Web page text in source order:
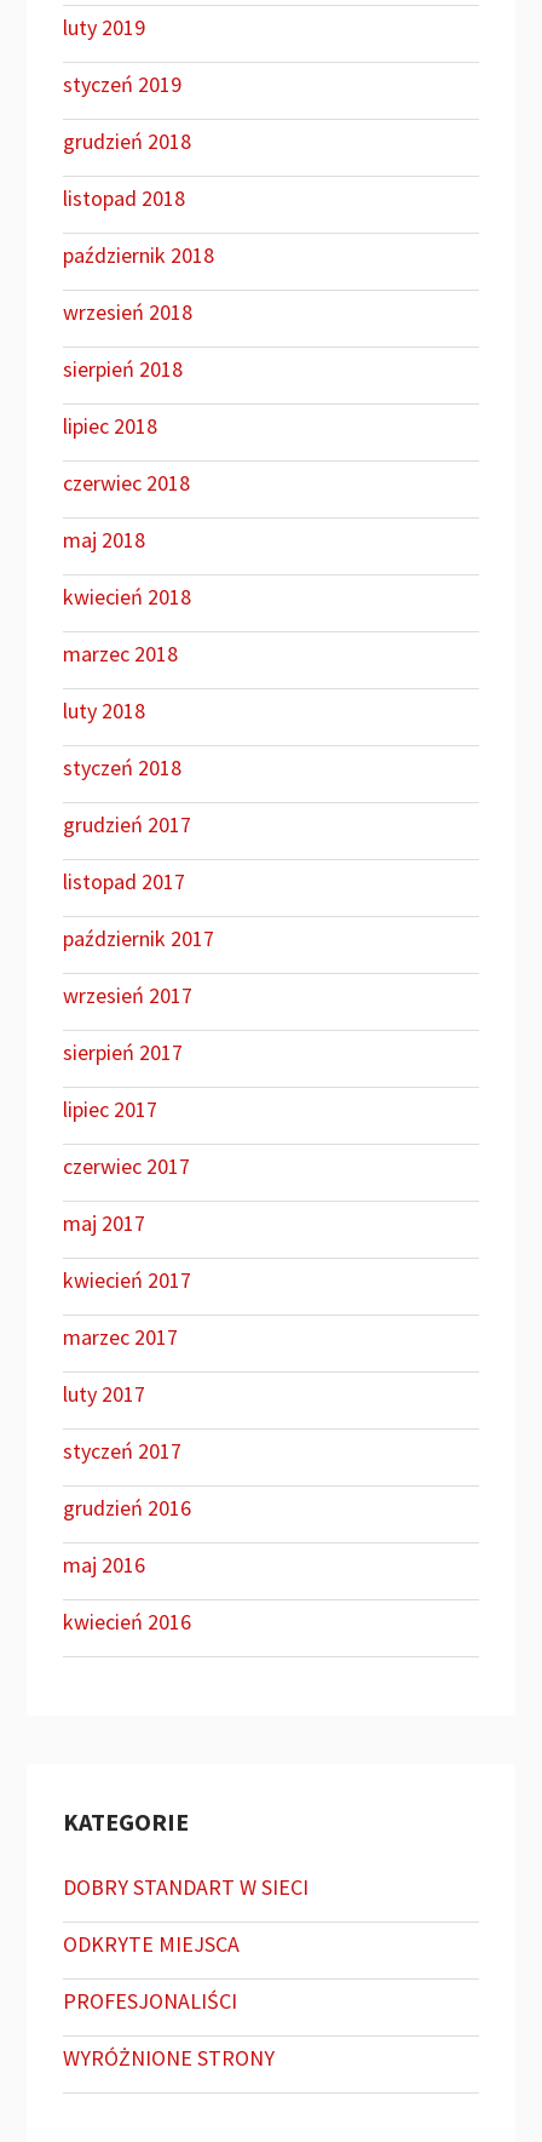
luty 2019
styczeń 2019
grudzień 2018
listopad 2018
październik 2018
wrzesień 2018
sierpień 2018
lipiec 2018
czerwiec 2018
maj 2018
kwiecień 2018
marzec 2018
luty 2018
styczeń 2018
grudzień 2017
listopad 2017
październik 2017
wrzesień 2017
sierpień 2017
lipiec 2017
czerwiec 2017
maj 2017
kwiecień 2017
marzec 2017
luty 2017
styczeń 2017
grudzień 2016
maj 2016
kwiecień 2016
KATEGORIE
DOBRY STANDART W SIECI
ODKRYTE MIEJSCA
PROFESJONALIŚCI
WYRÓŻNIONE STRONY